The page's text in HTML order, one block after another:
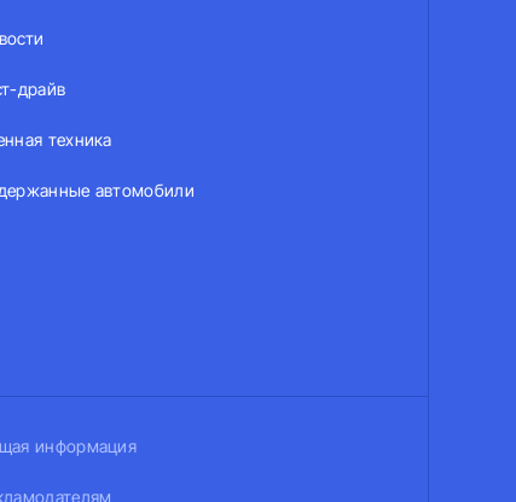
драйв
техника
автомобили
информация